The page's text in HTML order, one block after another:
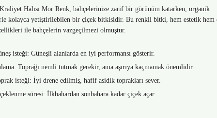
Halısı Mor Renk, bahçelerinize zarif bir görünüm katarken, organik
kolayca yetiştirilebilen bir çiçek bitkisidir. Bu renkli bitki, hem estetik hem
ile bahçelerin vazgeçilmezi olmuştur.
isteği: Güneşli alanlarda en iyi performansı gösterir.
Toprağı nemli tutmak gerekir, ama aşırıya kaçmamak önemlidir.
isteği: İyi drene edilmiş, hafif asidik toprakları sever.
süresi: İlkbahardan sonbahara kadar çiçek açar.